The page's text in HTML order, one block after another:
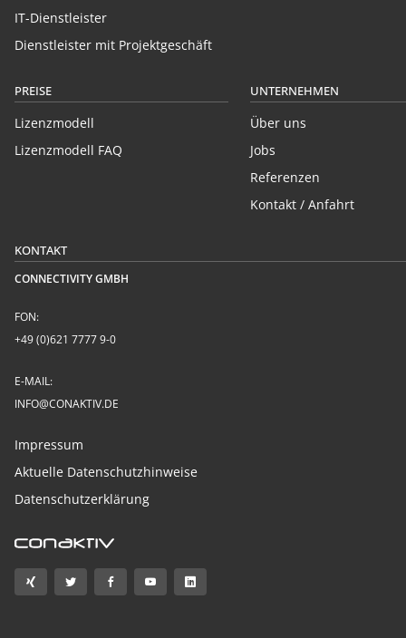
IT-Dienstleister
Dienstleister mit Projektgeschäft
PREISE
Lizenzmodell
Lizenzmodell FAQ
UNTERNEHMEN
Über uns
Jobs
Referenzen
Kontakt / Anfahrt
KONTAKT
CONNECTIVITY GMBH
FON:
+49 (0)621 7777 9-0
E-MAIL:
INFO@CONAKTIV.DE
Impressum
Aktuelle Datenschutzhinweise
Datenschutzerklärung